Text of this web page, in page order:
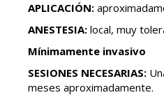
APLICACIÓN:
ANESTESIA: local, muy
Mínimamente invasivo
SESIONES NECESARIAS:
meses aproximadamente.